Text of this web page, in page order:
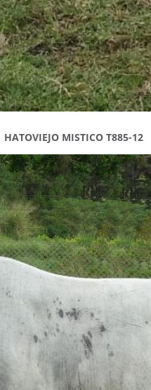
HATOVIEJO MISTICO T885-12